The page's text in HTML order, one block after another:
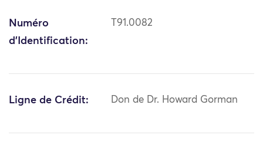
Numéro
d'Identification:
T91.0082
Ligne de Crédit: Don de Dr. Howard Gorman